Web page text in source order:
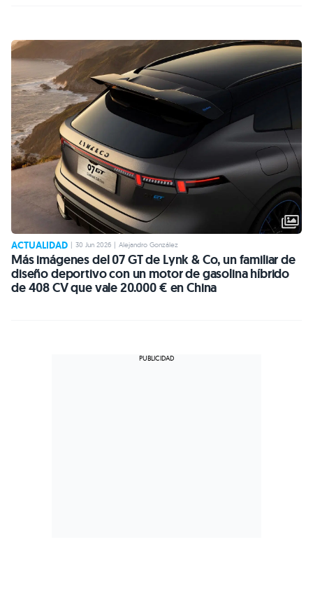
ACTUALIDAD 30 Jun 2026 Alejandro González
Más imágenes del 07 GT de Lynk & Co, un familiar de
diseño deportivo con un motor de gasolina híbrido
de 408 CV que vale 20.000 € en China